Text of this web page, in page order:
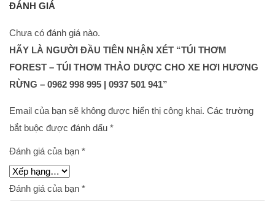
ĐÁNH GIÁ
Chưa có đánh giá nào.
HÃY LÀ NGƯỜI ĐẦU TIÊN NHẬN XÉT “TÚI THƠM
FOREST – TÚI THƠM THẢO DƯỢC CHO XE HƠI HƯƠNG
RỪNG – 0962 998 995 | 0937 501 941”
Email của bạn sẽ không được hiển thị công khai. Các trường
bắt buộc được đánh dấu *
Đánh giá của bạn *
Đánh giá của bạn *